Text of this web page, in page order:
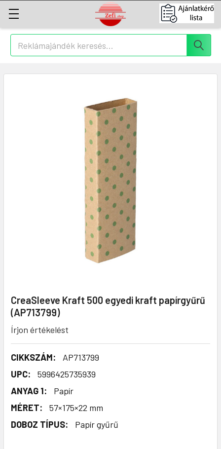
Keresés
CreaSleeve Kraft 500 egyedi kraft papírgyűrű
(AP713799)
Írjon értékelést
CIKKSZÁM:
AP713799
UPC:
5996425735939
ANYAG 1:
Papír
MÉRET:
57×175×22 mm
DOBOZ TÍPUS:
Papír gyűrű